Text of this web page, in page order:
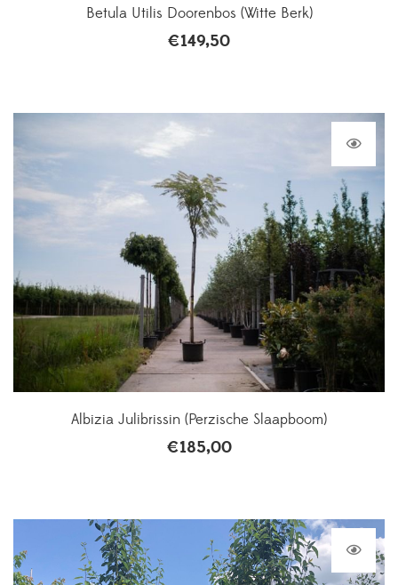
Betula Utilis Doorenbos (Witte Berk)
€149,50
Albizia Julibrissin (Perzische Slaapboom)
€185,00